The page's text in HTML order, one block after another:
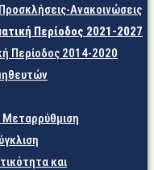
Ανακοινώσεις
Περίοδος 2021-2027
Περίοδος 2014-2020
Μεταρρύθμιση
και